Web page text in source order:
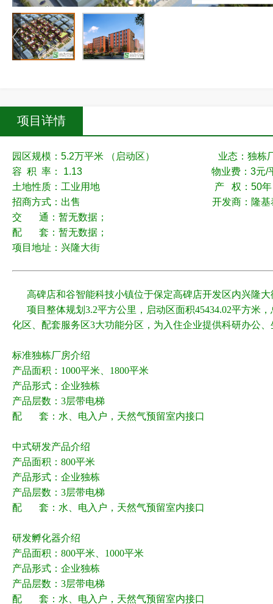
项目详情
园区规模：5.2万平米 （启动区） 业态：独栋
容 积 率： 1.13 物业费：3元/平米
土地性质：工业用地 产 权：50年
招商方式：出售 开发商： 隆基
交 通： 暂无数据；
配 套：暂无数据；
项目地址：兴隆大街
高碑店和谷智能科技小镇位于保定高碑店开发区内兴隆大
项目 整体规划3.2平方公里， 启动区面积45434.02平方米
化区、配套服务区3大功能分区，为入住企业提供科研办公
标准独栋厂房介绍
产品面积：1000平米、1800平米
产品形式：企业独栋
产品层数：3层带电梯
配 套：水、电入户，天然气预留室内接口
中式研发产品介绍
产品面积：800平米
产品形式：企业独栋
产品层数：3层带电梯
配 套：水、电入户，天然气预留室内接口
研发孵化器介绍
产品面积：800平米、1000平米
产品形式：企业独栋
产品层数：3层带电梯
配 套：水、电入户，天然气预留室内接口